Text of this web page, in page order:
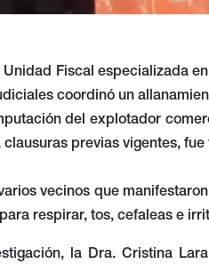
Fiscal especializada
coordinó un
del explotador
previas vigentes, fue
vecinos que
respirar, tos, cefaleas e
la Dra. Cristina